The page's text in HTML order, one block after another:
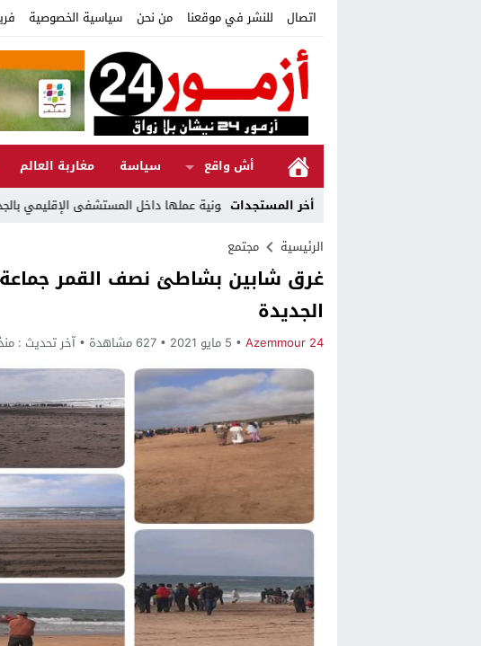
اتصال للنشر في موقعنا من نحن سياسية الخصوصية
أش واقع سياسة مغاربة العالم
أخر المستجدات
الرئيسية
مجتمع
غرق شابين بشاطئ نصف القمر جماعة
الجديدة
Azemmour 24 5 مايو 2021 627 مشاهدة آخر تحديث : منذ 5